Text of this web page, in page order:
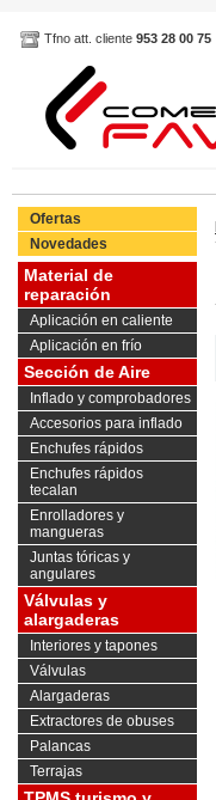
Tfno att. cliente 953 28 00 75
Ofertas
Novedades
Material de
reparación
Aplicación en caliente
Aplicación en frío
Sección de Aire
Inflado y comprobadores
Accesorios para inflado
Enchufes rápidos
Enchufes rápidos
tecalan
Enrolladores y
mangueras
Juntas tóricas y
angulares
Válvulas y
alargaderas
Interiores y tapones
Válvulas
Alargaderas
Extractores de obuses
Palancas
Terrajas